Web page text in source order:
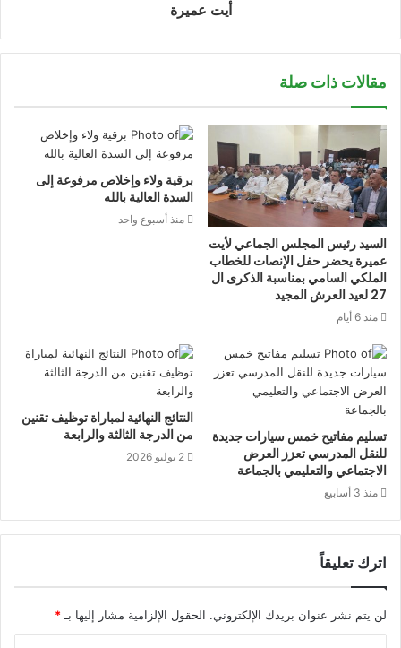
09:30
09:30 –
10:00
‏كلمات افتتاحية: رئيس الجماعة الترابية أو نائبه
نقطة إرتكاز الجماعة
‏عرض حول الشبكة المغربية للجماعات التربية
المنفتحة والجدولة الزمنية لبرنامج الانفتاح
‏ ‏تقديم المحاور الأولية ‏لبرنامج الانفتاح
10:00 -12 :00
‏ورشات عمل حول محاور الانفتاح ذات الأولوية
المحددة من قبل الجماعة الترابية:
المحور الأول: البيئة
1- مبدأ الانفتاح الذي ستعتمده الجماعة في إنجاز المحور الأولي
الأول هو:
2- الأنشطة التي تود الجماعة اعتمادها في إطار هذا المحور
بمنهجية مُنفتحة:
أيت عميرة
مقالات ذات صلة
السيد رئيس المجلس الجماعي لأيت
عميرة يحضر حفل الإنصات للخطاب
الملكي السامي بمناسبة الذكرى ال
27 لعيد العرش المجيد
منذ 6 أيام
برقية ولاء وإخلاص مرفوعة إلى
السدة العالية بالله
منذ أسبوع واحد
تسليم مفاتيح خمس سيارات جديدة
للنقل المدرسي تعزز العرض
الاجتماعي والتعليمي بالجماعة
منذ 3 أسابيع
النتائج النهائية لمباراة توظيف تقنين
من الدرجة الثالثة والرابعة
2 يوليو 2026
اترك تعليقاً
لن يتم نشر عنوان بريدك الإلكتروني. الحقول الإلزامية مشار إليها بـ *